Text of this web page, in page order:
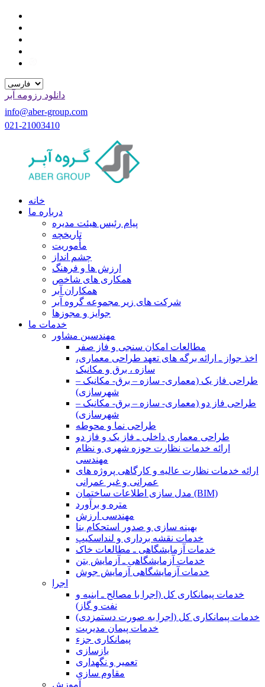
دانلود رزومه آبر
info@aber-group.com
021-21003410
خانه
درباره ما
پیام رئیس هیئت مدیره
تاریخچه
مأموریت
چشم انداز
ارزش ها و فرهنگ
همکاری های شاخص
همکاران آبر
شرکت های زیر مجموعه گروه آبر
جوایز و مجوزها
خدمات ما
مهندسین مشاور
مطالعات امکان سنجی و فاز صفر
اخذ جواز ـ ارائه برگه های تعهد طراحی معماری،
سازه ، برق و مکانیک
طراحی فاز یک (معماری- سازه – برق- مکانیک –
شهرسازی)
طراحی فاز دو (معماری- سازه – برق- مکانیک –
شهرسازی)
طراحی نما و محوطه
طراحی معماری داخلی ـ فاز یک و فاز دو
ارائه خدمات نظارت حوزه شهری و نظام
مهندسی
ارائه خدمات نظارت عالیه و کارگاهی پروژه های
عمرانی و غیر عمرانی
مدل سازی اطلاعات ساختمان (BIM)
متره و برآورد
مهندسی ارزش
بهینه سازی و صدور استحکام بنا
خدمات نقشه برداری و لنداسکیپ
خدمات آزمایشگاهی ـ مطالعات خاک
خدمات آزمایشگاهی ـ آزمایش بتن
خدمات آزمایشگاهی آزمایش جوش
اجرا
خدمات پیمانکاری کل (اجرا با مصالح ـ ابنیه و
نفت و گاز)
خدمات پیمانکاری کل (اجرا به صورت دستمزدی)
خدمات پیمان مدیریت
پیمانکاری جزء
بازسازی
تعمیر و نگهداری
مقاوم سازی
آموزش